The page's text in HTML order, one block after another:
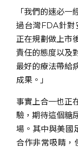
「我們的速必
過台灣FDA針對
正在規劃做上市
責任的態度以及
最好的療法帶給
成果。」
事實上合一也正
驗，期待這個糖
場。其中與美
合作非常吸睛